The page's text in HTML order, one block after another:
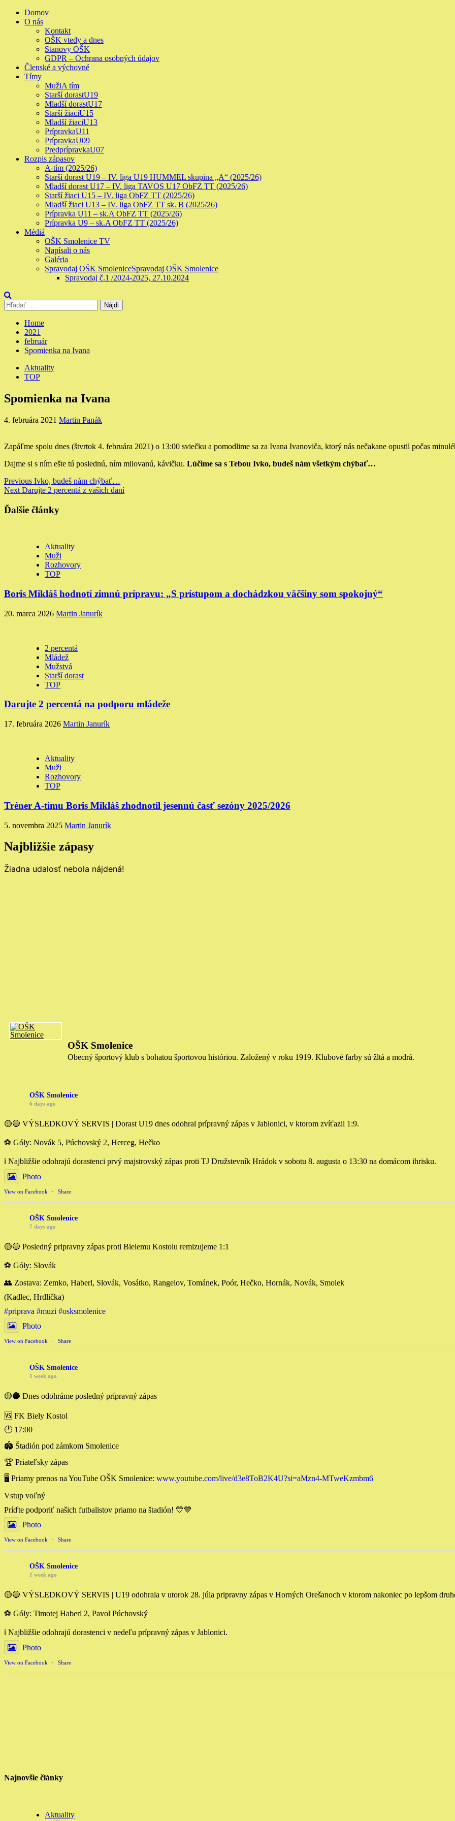
Skip
Primary
Menu
Domov
O nás
Kontakt
OŠK vtedy a dnes
Stanovy OŠK
GDPR – Ochrana osobných údajov
Členské a výchovné
Tímy
MužiA tím
Starší dorastU19
Mladší dorastU17
Starší žiaciU15
Mladší žiaciU13
PrípravkaU11
PrípravkaU09
PredprípravkaU07
Rozpis zápasov
A-tím (2025/26)
Starší dorast U19 – IV. liga U19 HUMMEL skupina „A“ (2025/26)
Mladší dorast U17 – IV. liga TAVOS U17 ObFZ TT (2025/26)
Starší žiaci U15 – IV. liga ObFZ TT (2025/26)
Mladší žiaci U13 – IV. liga ObFZ TT sk. B (2025/26)
Prípravka U11 – sk.A ObFZ TT (2025/26)
Prípravka U9 – sk.A ObFZ TT (2025/26)
Médiá
OŠK Smolenice TV
Napísali o nás
Galéria
Spravodaj OŠK SmoleniceSpravodaj OŠK Smolenice
Spravodaj č.1 /2024-2025, 27.10.2024
Hľadať:
Home
2021
február
Spomienka na Ivana
Aktuality
TOP
Spomienka na Ivana
4. februára 2021 Martin Panák
Zapáľme spolu dnes (štvrtok 4. februára 2021) o 13:00 sviečku a pomodlime sa za Ivana Ivanoviča, ktorý nás nečakane opustil počas
Dajme si s ním ešte tú poslednú, ním milovanú, kávičku. Lúčime sa s Tebou Ivko, budeš nám všetkým chýbať…
Continue
Reading
Previous Ivko, budeš nám chýbať…
Next Darujte 2 percentá z vašich daní
Ďalšie články
Aktuality
Muži
Rozhovory
TOP
Boris Mikláš hodnotí zimnú prípravu: „S prístupom a dochádzkou väčšiny som spokojný“
20. marca 2026 Martin Janurík
2 percentá
Mládež
Mužstvá
Starší dorast
TOP
Darujte 2 percentá na podporu mládeže
17. februára 2026 Martin Janurík
Aktuality
Muži
Rozhovory
TOP
Tréner A-tímu Boris Mikláš zhodnotil jesennú časť sezóny 2025/2026
5. novembra 2025 Martin Janurík
Najbližšie zápasy
Žiadna udalosť nebola nájdená!
OŠK Smolenice
Obecný športový klub s bohatou športovou históriou. Založený v roku 1919. Klubové farby sú žltá a modrá.
OŠK Smolenice
6 days ago
🟡🔵 VÝSLEDKOVÝ SERVIS | Dorast U19 dnes odohral prípravný zápas v Jablonici, v ktorom zvíťazil 1:9.
⚽️ Góly: Novák 5, Púchovský 2, Herceg, Hečko
ℹ️ Najbližšie odohrajú dorastenci prvý majstrovský zápas proti TJ Družstevník Hrádok v sobotu 8. augusta o 13:30 na domácom ihrisku.
Photo
View on Facebook · Share
OŠK Smolenice
7 days ago
🟡🔵 Posledný pripravny zápas proti Bielemu Kostolu remizujeme 1:1
⚽️ Góly: Slovák
👥 Zostava: Zemko, Haberl, Slovák, Vosátko, Rangelov, Tománek, Poór, Hečko, Hornák, Novák, Smolek
(Kadlec, Hrdlička)
#priprava #muzi #osksmolenice
Photo
View on Facebook · Share
OŠK Smolenice
1 week ago
🟡🔵 Dnes odohráme posledný prípravný zápas
🆚 FK Biely Kostol
🕐 17:00
🏟 Štadión pod zámkom Smolenice
🏆 Priateľsky zápas
🖥 Priamy prenos na YouTube OŠK Smolenice: www.youtube.com/live/d3e8ToB2K4U?si=aMzn4-MTweKzmbm6
Vstup voľný
Príďte podporiť našich futbalistov priamo na štadión! 💛💙
Photo
View on Facebook · Share
OŠK Smolenice
1 week ago
🟡🔵 VÝSLEDKOVÝ SERVIS | U19 odohrala v utorok 28. júla pripravny zápas v Horných Orešanoch v ktorom nakoniec po lepšom
⚽️ Góly: Timotej Haberl 2, Pavol Púchovský
ℹ️ Najbližšie odohrajú dorastenci v nedeľu prípravný zápas v Jablonici.
Photo
View on Facebook · Share
Najnovšie články
Aktuality